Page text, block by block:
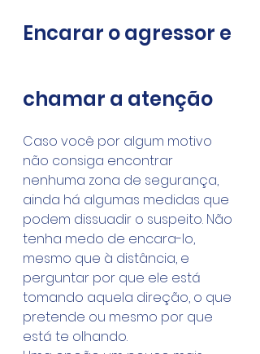
Encarar o agressor e
chamar a atenção
Caso você por algum motivo
não consiga encontrar
nenhuma zona de segurança,
ainda há algumas medidas que
podem dissuadir o suspeito. Não
tenha medo de encara-lo,
mesmo que à distância, e
perguntar por que ele está
tomando aquela direção, o que
pretende ou mesmo por que
está te olhando.